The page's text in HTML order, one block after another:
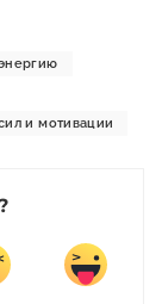
и мотивации